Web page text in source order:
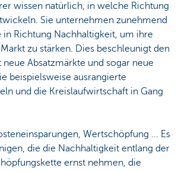
wissen natürlich, in welche Richtung
Sie unternehmen zunehmend
in Richtung Nachhaltigkeit, um ihre
zu stärken. Dies beschleunigt den
neue Absatzmärkte und sogar neue
beispielsweise ausrangierte
und die Kreislaufwirtschaft in Gang
Wertschöpfung ... Es
die die Nachhaltigkeit entlang der
ernst nehmen, die